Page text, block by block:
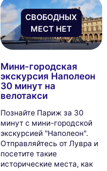
СВОБОДНЫХ
МЕСТ НЕТ
Мини-городская
экскурсия Наполеон
30 минут на
велотакси
Познайте Париж за 30
минут с мини-городской
экскурсией "Наполеон".
Отправляйтесь от Лувра и
посетите такие
исторические места, как